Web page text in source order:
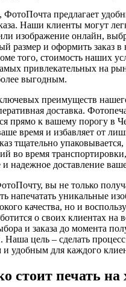
ФотоПочта предлагает
Наши клиенты могут
изображение онлайн,
размер и оформить заказ в
того, стоимость наших
привлекательных на
выгодным.
преимуществ
доставка.
прямо к вашему порогу в
время и избавляет от
тщательно
во время
и надежное доставление
вы не только
напечатать уникальные
качества, но и
о своих клиентах на
и заказа до момента
Наша цель – сделать
удобным для каждого
стоит печать на